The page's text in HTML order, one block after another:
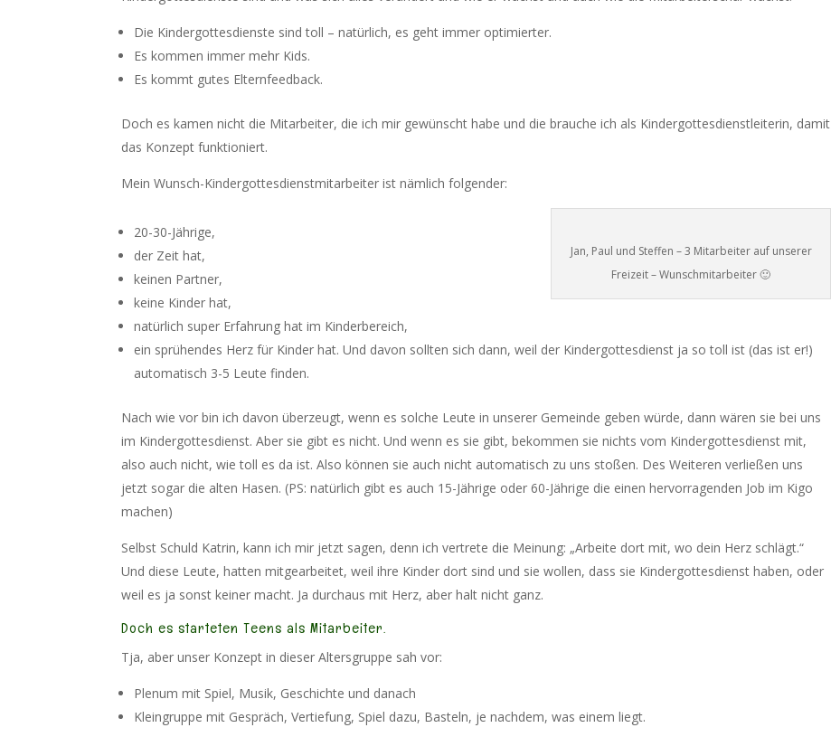
Die Kindergottesdienste sind toll – natürlich, es geht immer optimierter.
Es kommen immer mehr Kids.
Es kommt gutes Elternfeedback.
Doch es kamen nicht die Mitarbeiter, die ich mir gewünscht habe und die brauche ich als Kindergottesdienstleiterin, damit
das Konzept funktioniert.
Mein Wunsch-Kindergottesdienstmitarbeiter ist nämlich folgender:
Jan, Paul und Steffen – 3 Mitarbeiter auf unserer
Freizeit – Wunschmitarbeiter 🙂
20-30-Jährige,
der Zeit hat,
keinen Partner,
keine Kinder hat,
natürlich super Erfahrung hat im Kinderbereich,
ein sprühendes Herz für Kinder hat. Und davon sollten sich dann, weil der Kindergottesdienst ja so toll ist (das ist er!)
automatisch 3-5 Leute finden.
Nach wie vor bin ich davon überzeugt, wenn es solche Leute in unserer Gemeinde geben würde, dann wären sie bei uns
im Kindergottesdienst. Aber sie gibt es nicht. Und wenn es sie gibt, bekommen sie nichts vom Kindergottesdienst mit,
also auch nicht, wie toll es da ist. Also können sie auch nicht automatisch zu uns stoßen. Des Weiteren verließen uns
jetzt sogar die alten Hasen. (PS: natürlich gibt es auch 15-Jährige oder 60-Jährige die einen hervorragenden Job im Kigo
machen)
Selbst Schuld Katrin, kann ich mir jetzt sagen, denn ich vertrete die Meinung: „Arbeite dort mit, wo dein Herz schlägt.“
Und diese Leute, hatten mitgearbeitet, weil ihre Kinder dort sind und sie wollen, dass sie Kindergottesdienst haben, oder
weil es ja sonst keiner macht. Ja durchaus mit Herz, aber halt nicht ganz.
Doch es starteten Teens als Mitarbeiter.
Tja, aber unser Konzept in dieser Altersgruppe sah vor:
Plenum mit Spiel, Musik, Geschichte und danach
Kleingruppe mit Gespräch, Vertiefung, Spiel dazu, Basteln, je nachdem, was einem liegt.